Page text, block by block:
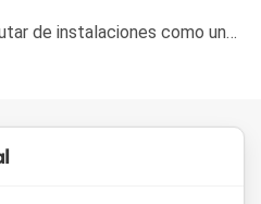
de instalaciones como una
hermoso patio donde relajarse
montañas de